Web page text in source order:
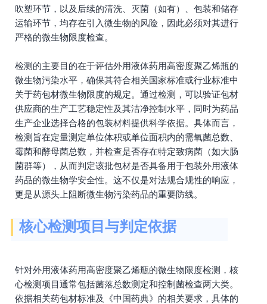
吹塑环节，以及后续的清洗、灭菌（如有）、包装和储存
运输环节，均存在引入微生物的风险，因此必须对其进行
严格的微生物限度检查。
检测的主要目的在于评估外用液体药用高密度聚乙烯瓶的
微生物污染水平，确保其符合相关国家标准或行业标准中
关于药包材微生物限度的规定。通过检测，可以验证包材
供应商的生产工艺稳定性及其洁净控制水平，同时为药品
生产企业选择合格的包装材料提供科学依据。具体而言，
检测旨在定量测定单位体积或单位面积内的需氧菌总数、
霉菌和酵母菌总数，并检查是否存在特定致病菌（如大肠
菌群等），从而判定该批包材是否具备用于包装外用液体
药品的微生物学安全性。这不仅是对法规合规性的响应，
更是从源头上阻断微生物污染药品的重要防线。
核心检测项目与判定依据
针对外用液体药用高密度聚乙烯瓶的微生物限度检测，核
心检测项目通常包括菌落总数测定和控制菌检查两大类。
依据相关药包材标准及《中国药典》的相关要求，具体的